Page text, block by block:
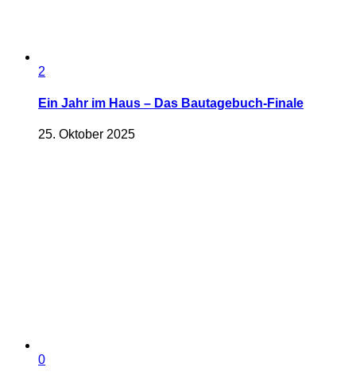
2
Ein Jahr im Haus – Das Bautagebuch-Finale
25. Oktober 2025
0